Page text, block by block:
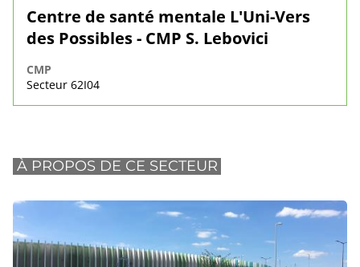
Centre de santé mentale L'Uni-Vers
des Possibles - CMP S. Lebovici
CMP
Secteur 62I04
À PROPOS DE CE SECTEUR